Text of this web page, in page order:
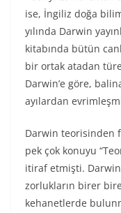
ise, İngiliz doğa
yılında Darwin
kitabında bütün
bir ortak atadan
Darwin’e göre,
ayılardan
Darwin teorisinden
pek çok konuyu
itiraf etmişti.
zorlukların birer
kehanetlerde